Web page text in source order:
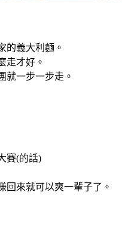
的義大利麵。
走才好。
就一步一步走。
賽(的話)
回來就可以爽一輩子了。